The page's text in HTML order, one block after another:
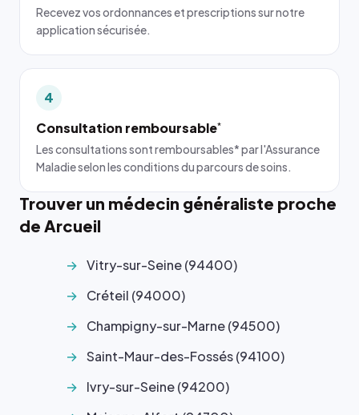
Recevez vos ordonnances et prescriptions sur notre
application sécurisée.
4
Consultation remboursable*
Les consultations sont remboursables* par l'Assurance
Maladie selon les conditions du parcours de soins.
Trouver un médecin généraliste proche
de Arcueil
Vitry-sur-Seine (94400)
Créteil (94000)
Champigny-sur-Marne (94500)
Saint-Maur-des-Fossés (94100)
Ivry-sur-Seine (94200)